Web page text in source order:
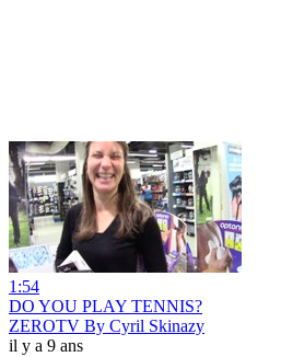
1:54
DO YOU PLAY TENNIS?
ZEROTV By Cyril Skinazy
il y a 9 ans